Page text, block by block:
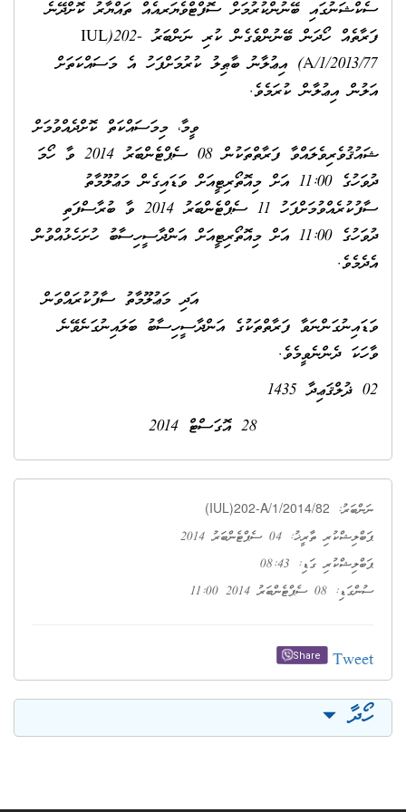
ސެކްޝަނުގައި ބޭނުންކުރުމަށް ސޮފްޓްވެޔަރއެއް ތައްޔާރު ކޮށްދޭނެ
ފަރާތެއް ހޯދަން ބޭނުންވެގެން ކުރި ނަންބަރު IUL)202-
A/1/2013/77) އިޢުލާނު ބާޠިލު ކުރުމަށްފަހު އެ މަސައްކަތަށް
އަލުން އިޢުލާން ކުރަމެވެ.
ވީމާ، މިމަސައްކަތް ކޮށްދެއްވުމަށް
ޝައުޤުވެރިވެލައްވާ ފަރާތްތަކުން 08 ސެޕްޓެންބަރު 2014 ވާ ހޯމަ
ދުވަހުގެ 11:00 އަށް މިއޮތޯރިޓީއަށް ވަޑައިގެން މަޢުލޫމާތު
ސާފުކުރެއްވުމަށްފަހު 11 ސެޕްޓެންބަރު 2014 ވާ ބުރާސްފަތި
ދުވަހުގެ 11:00 އަށް މިއޮތޯރިޓީއަށް އަންދާސީހިސާބު ހުށަހެޅުއްވުން
އެދެމެވެ.
އަދި މަޢުލޫމާތު ސާފުކުރައްވަން
ވަޑައިނުގަންނަވާ ފަރާތްތަކުގެ އަންދާސީހިސާބު ބަލައިނުގަނެވޭނެ
ވާހަކަ ދެންނެވީމެވެ.
02 ޛުލްޤަޢިދާ 1435
28 އޮގަސްޓް 2014
ނަންބަރު: (IUL)202-A/1/2014/82
ޕަބްލިޝްކުރި ތާރީޚު: 04 ސެޕްޓެންބަރު 2014
ޕަބްލިޝްކުރި ގަޑި: 08:43
ސުންގަޑި: 08 ސެޕްޓެންބަރު 2014 11:00
Tweet
Share
ހޯދާ